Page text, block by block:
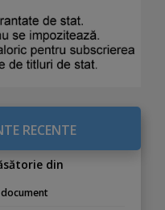
RECENTE
din
document